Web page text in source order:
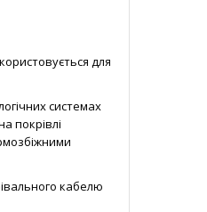
для
системах
покрівлі
кабелю